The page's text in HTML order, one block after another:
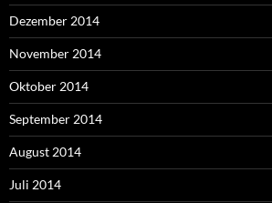
Dezember 2014
November 2014
Oktober 2014
September 2014
August 2014
Juli 2014